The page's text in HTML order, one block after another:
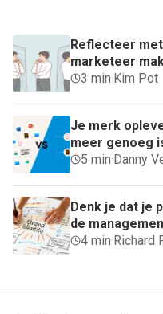
Reflecteer
marketeer
3 min·Kim Pot
Je merk
meer genoeg
5 min·Danny
Denk je dat je
de
4 min·Richard